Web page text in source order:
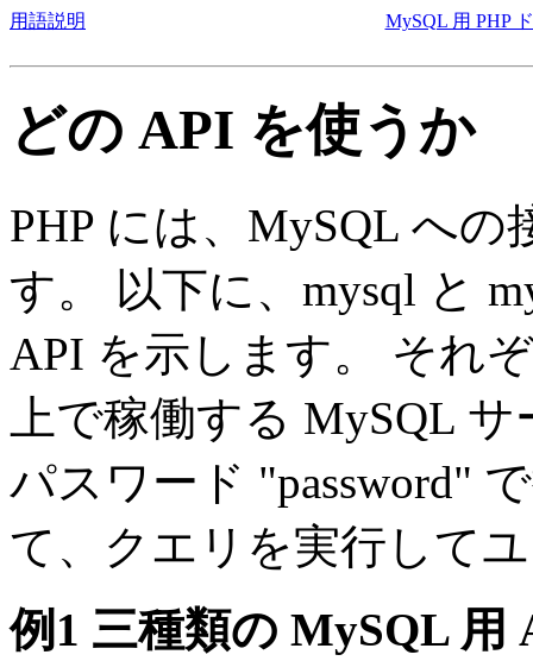
用語説明 MySQL 用 PHP
どの API を使うか
PHP には、MySQL へ
す。 以下に、mysql と
API を示します。 それ
上で稼働する MySQL
パスワード "password"
て、クエリを実行して
例1 三種類の MySQL 用